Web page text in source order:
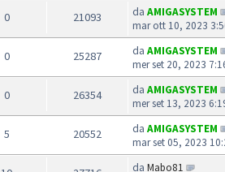
0 21093 da AMIGASYSTEM
mar ott 10, 2023
0 25287 da AMIGASYSTEM
mer set 20, 2023
0 26354 da AMIGASYSTEM
mer set 13, 2023
5 20552 da AMIGASYSTEM
mar set 05, 2023
da Mabo81